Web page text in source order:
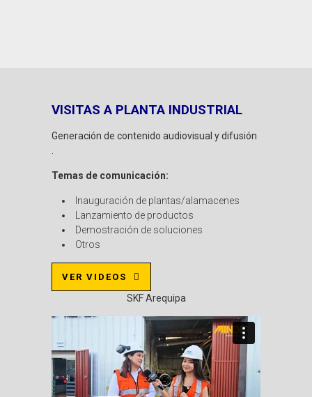
VISITAS A PLANTA INDUSTRIAL
Generación de contenido audiovisual y difusión
Temas de comunicación:
Inauguración de plantas/alamacenes
Lanzamiento de productos
Demostración de soluciones
Otros
VER VIDEOS
SKF Arequipa